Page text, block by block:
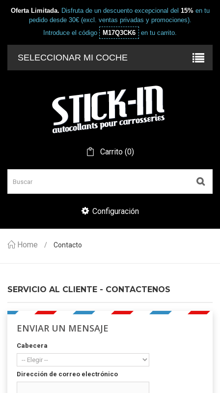
Oferta Limitada. Disfruta de un descuento excepcional del 15%en tu
pedido desde 30€ (excl. ventas privadas y promociones).
Introduce el código
M17Q3CK6 en tu carrito.
SELECCIONAR MI COCHE
Carrito (0)
Configuración
Home Contacto
SERVICIO AL CLIENTE - CONTÁCTENOS
ENVIAR UN MENSAJE
Cabecera
Dirección de correo electrónico